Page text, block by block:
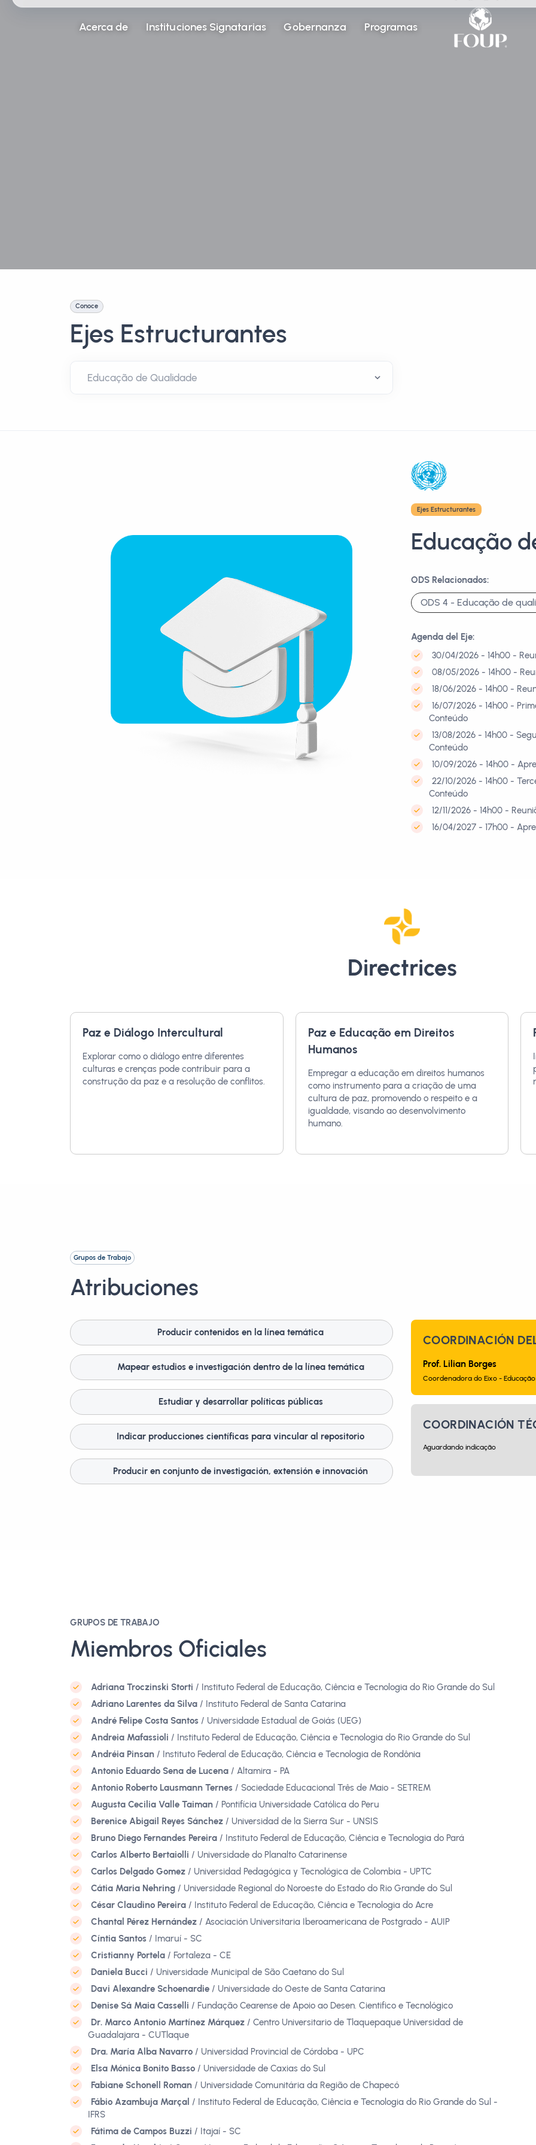
Acerca de Instituciones Signatarias Gobernanza Programas
Conoce
Ejes Estructurantes
Ejes Estructurantes
Educação
ODS Relacionados:
ODS 4 - Educação de
Agenda del Eje:
30/04/2026 - 14h00 -
08/05/2026 - 14h00 -
18/06/2026 - 14h00 -
16/07/2026 - 14h00 -
Conteúdo
13/08/2026 - 14h00 -
Conteúdo
10/09/2026 - 14h00 -
22/10/2026 - 14h00 -
Conteúdo
12/11/2026 - 14h00 -
16/04/2027 - 17h00 -
Directrices
Paz e Diálogo Intercultural
Explorar como o diálogo entre diferentes
culturas e crenças pode contribuir para a
construção da paz e a resolução de conflitos.
Paz e Educação em Direitos
Humanos
Empregar a educação em direitos humanos
como instrumento para a criação de uma
cultura de paz, promovendo o respeito e a
igualdade, visando ao desenvolvimento
humano.
Grupos de Trabajo
Atribuciones
Producir contenidos en la línea temática
Mapear estudios e investigación dentro de la línea temática
Estudiar y desarrollar políticas públicas
Indicar producciones científicas para vincular al repositorio
Producir en conjunto de investigación, extensión e innovación
COORDINACIÓN
Prof. Lilian Borges
Coordenadora do Eixo -
COORDINACIÓN
Aguardando indicação
GRUPOS DE TRABAJO
Miembros Oficiales
Adriana Troczinski Storti / Instituto Federal de Educação, Ciência e Tecnologia do Rio Grande do Sul
Adriano Larentes da Silva / Instituto Federal de Santa Catarina
André Felipe Costa Santos / Universidade Estadual de Goiás (UEG)
Andreia Mafassioli / Instituto Federal de Educação, Ciência e Tecnologia do Rio Grande do Sul
Andréia Pinsan / Instituto Federal de Educação, Ciência e Tecnologia de Rondônia
Antonio Eduardo Sena de Lucena / Altamira - PA
Antonio Roberto Lausmann Ternes / Sociedade Educacional Três de Maio - SETREM
Augusta Cecilia Valle Taiman / Pontifícia Universidade Católica do Peru
Berenice Abigail Reyes Sánchez / Universidad de la Sierra Sur - UNSIS
Bruno Diego Fernandes Pereira / Instituto Federal de Educação, Ciência e Tecnologia do Pará
Carlos Alberto Bertaiolli / Universidade do Planalto Catarinense
Carlos Delgado Gomez / Universidad Pedagógica y Tecnológica de Colombia - UPTC
Cátia Maria Nehring / Universidade Regional do Noroeste do Estado do Rio Grande do Sul
César Claudino Pereira / Instituto Federal de Educação, Ciência e Tecnologia do Acre
Chantal Pérez Hernández / Asociación Universitaria Iberoamericana de Postgrado - AUIP
Cíntia Santos / Imaruí - SC
Cristianny Portela / Fortaleza - CE
Daniela Bucci / Universidade Municipal de São Caetano do Sul
Davi Alexandre Schoenardie / Universidade do Oeste de Santa Catarina
Denise Sá Maia Casselli / Fundação Cearense de Apoio ao Desen. Cientifico e Tecnológico
Dr. Marco Antonio Martínez Márquez / Centro Universitario de Tlaquepaque Universidad de
Guadalajara - CUTlaque
Dra. María Alba Navarro / Universidad Provincial de Córdoba - UPC
Elsa Mónica Bonito Basso / Universidade de Caxias do Sul
Fabiane Schonell Roman / Universidade Comunitária da Região de Chapecó
Fábio Azambuja Marçal / Instituto Federal de Educação, Ciência e Tecnologia do Rio Grande do Sul -
IFRS
Fátima de Campos Buzzi / Itajaí - SC